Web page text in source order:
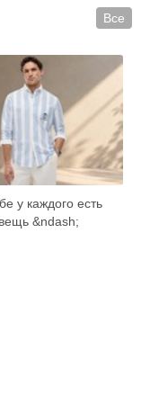
Все
у каждого есть
&ndash;